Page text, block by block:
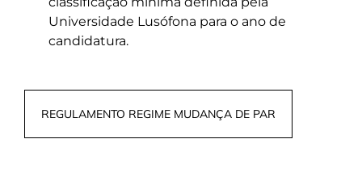
Universidade Lusófona para o ano de
candidatura.
REGULAMENTO REGIME MUDANÇA DE PAR